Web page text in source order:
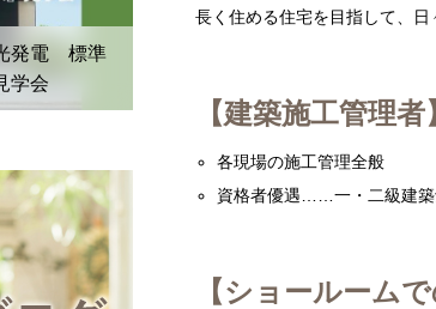
長く住める住宅を目指して、
【建築施工管理者
各現場の施工管理全般
資格者優遇……一・二級建築
【ショールームで
発電 標準
学会